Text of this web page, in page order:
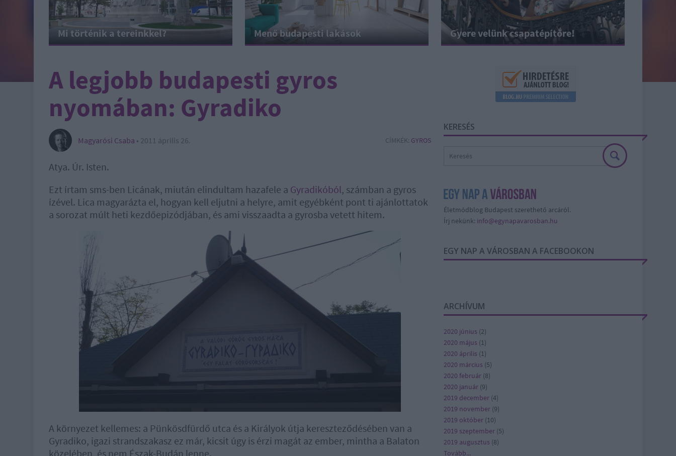
Mi történik a tereinkkel? Menő budapesti lakások Gyere velünk csapatépítőre!
A legjobb budapesti gyros
nyomában: Gyradiko
Magyarósi Csaba • 2011 április 26. CÍMKÉK: GYROS
Atya. Úr. Isten.
Ezt írtam sms-ben Licának, miután elindultam hazafele a Gyradikóból, számban a gyros
ízével. Lica magyarázta el, hogyan kell eljutni a helyre, amit egyébként pont ti ajánlottatok
a sorozat múlt heti kezdőepizódjában, és ami visszaadta a gyrosba vetett hitem.
A környezet kellemes: a Pünkösdfürdő utca és a Királyok útja kereszteződésében van a
Gyradiko, igazi strandszakasz ez már, kicsit úgy is érzi magát az ember, mintha a Balaton
közelében, és nem Észak-Budán lenne.
KERESÉS
Életmódblog Budapest szerethető arcáról.
Írj nekünk: info@egynapavarosban.hu
EGY NAP A VÁROSBAN A FACEBOOKON
ARCHÍVUM
2020 június (2)
2020 május (1)
2020 április (1)
2020 március (5)
2020 február (8)
2020 január (9)
2019 december (4)
2019 november (9)
2019 október (10)
2019 szeptember (5)
2019 augusztus (8)
Tovább...